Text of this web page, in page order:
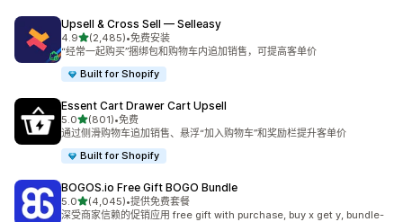
Upsell & Cross Sell — Selleasy
4.9星（满分 5 星）
(2,485)
总共 2485 条评论
•免费安装
“经常一起购买”捆绑包和购物车内追加销售，可提高客单价
Built for Shopify
Essent Cart Drawer Cart Upsell
5.0星（满分 5 星）
(801)
总共 801 条评论
•免费
通过侧滑购物车追加销售、悬浮“加入购物车”和奖励栏提升客单价
Built for Shopify
BOGOS.io Free Gift BOGO Bundle
5.0星（满分 5 星）
(4,045)
总共 4045 条评论
•提供免费套餐
深受商家信赖的促销应用 free gift with purchase, buy x get y, bundle-